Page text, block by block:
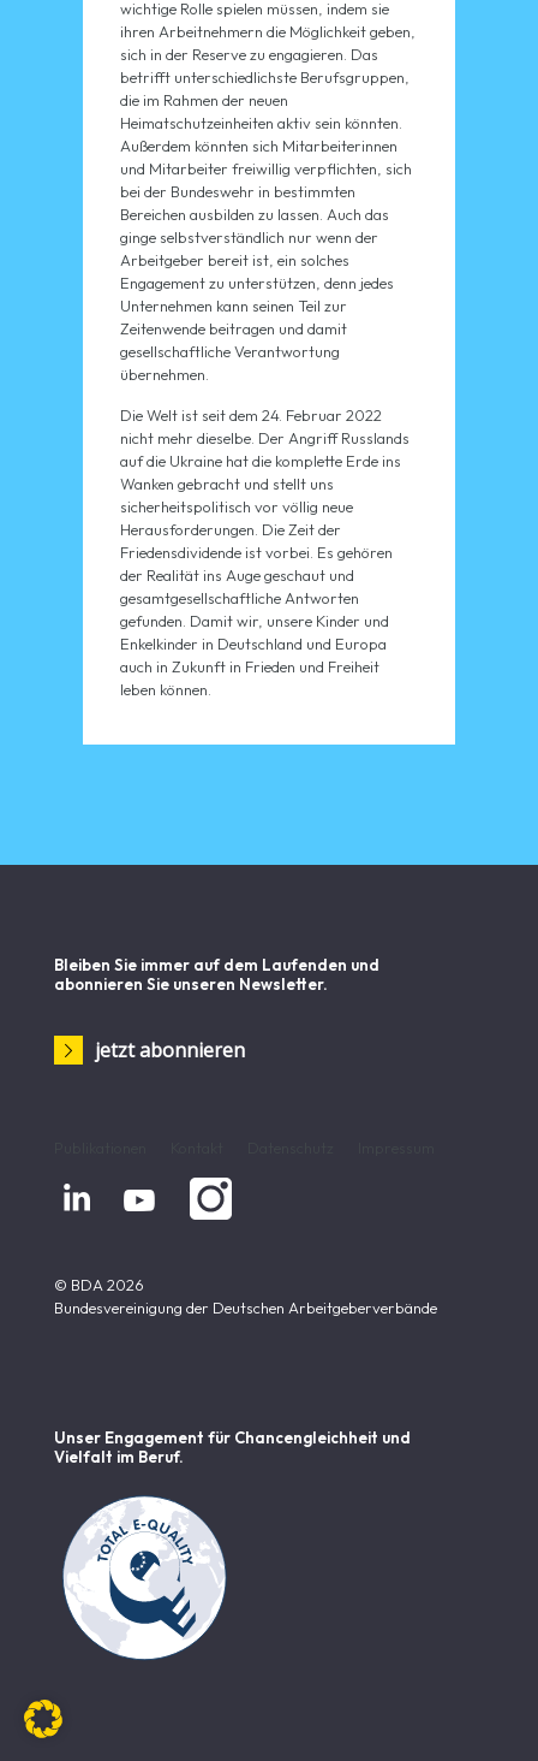
wichtige Rolle spielen müssen, indem sie
ihren Arbeitnehmern die Möglichkeit geben,
sich in der Reserve zu engagieren. Das
betrifft unterschiedlichste Berufsgruppen,
die im Rahmen der neuen
Heimatschutzeinheiten aktiv sein könnten.
Außerdem könnten sich Mitarbeiterinnen
und Mitarbeiter freiwillig verpflichten, sich
bei der Bundeswehr in bestimmten
Bereichen ausbilden zu lassen. Auch das
ginge selbstverständlich nur wenn der
Arbeitgeber bereit ist, ein solches
Engagement zu unterstützen, denn jedes
Unternehmen kann seinen Teil zur
Zeitenwende beitragen und damit
gesellschaftliche Verantwortung
übernehmen.
Die Welt ist seit dem 24. Februar 2022
nicht mehr dieselbe. Der Angriff Russlands
auf die Ukraine hat die komplette Erde ins
Wanken gebracht und stellt uns
sicherheitspolitisch vor völlig neue
Herausforderungen. Die Zeit der
Friedensdividende ist vorbei. Es gehören
der Realität ins Auge geschaut und
gesamtgesellschaftliche Antworten
gefunden. Damit wir, unsere Kinder und
Enkelkinder in Deutschland und Europa
auch in Zukunft in Frieden und Freiheit
leben können.
Bleiben Sie immer auf dem Laufenden und
abonnieren Sie unseren Newsletter.
jetzt abonnieren
 
© BDA 2026
Bundesvereinigung der Deutschen Arbeitgeberverbände
Unser Engagement für Chancen­gleichheit und
Vielfalt im Beruf.